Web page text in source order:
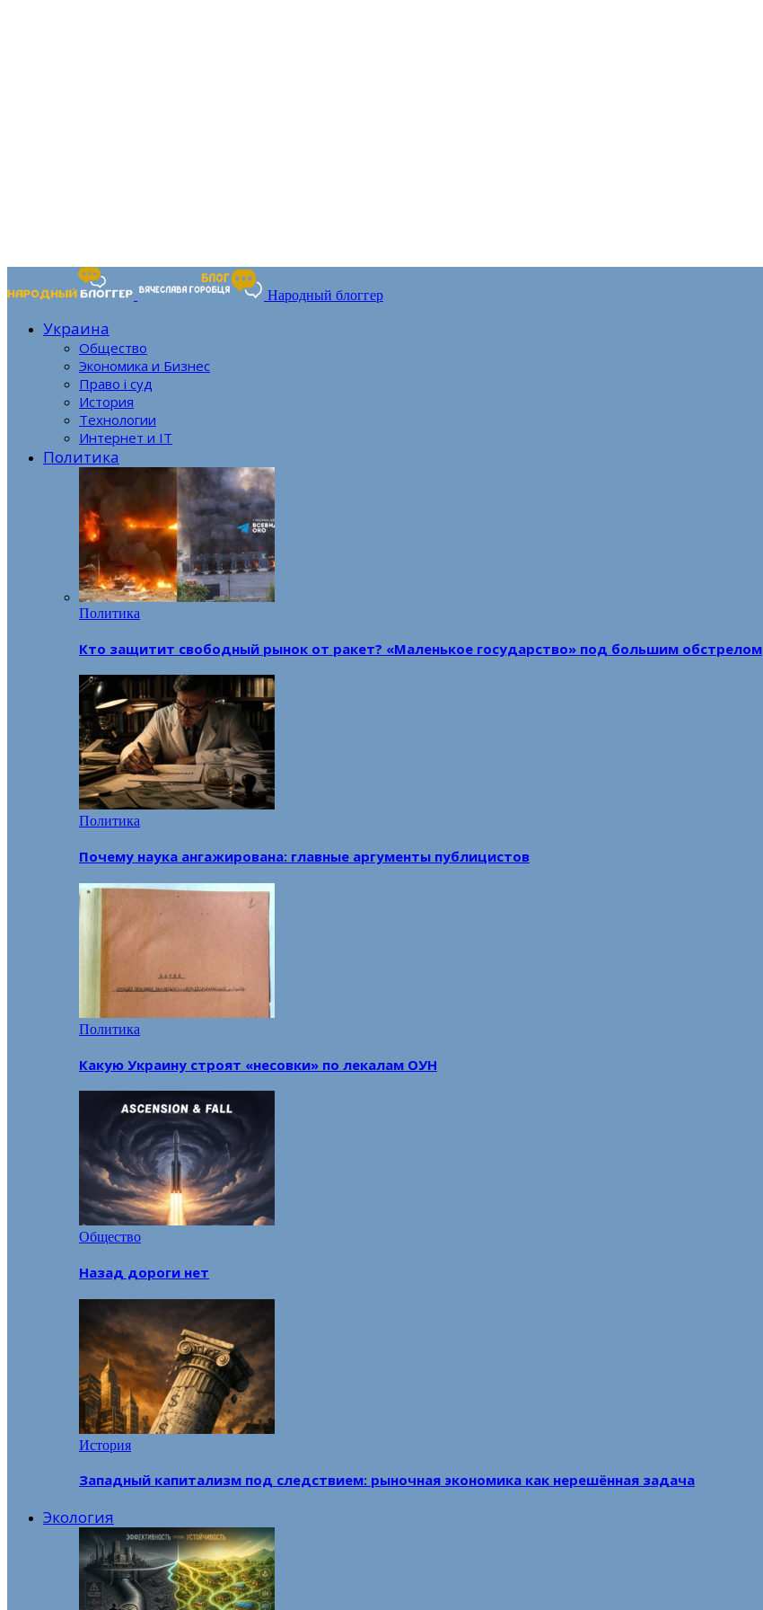
Народный блоггер
Украина
Общество
Экономика и Бизнес
Право і суд
История
Технологии
Интернет и IT
Политика
Политика
Кто защитит свободный рынок от ракет? «Маленькое государство» под большим обстрелом
Политика
Почему наука ангажирована: главные аргументы публицистов
Политика
Какую Украину строят «несовки» по лекалам ОУН
Общество
Назад дороги нет
История
Западный капитализм под следствием: рыночная экономика как нерешённая задача
Экология